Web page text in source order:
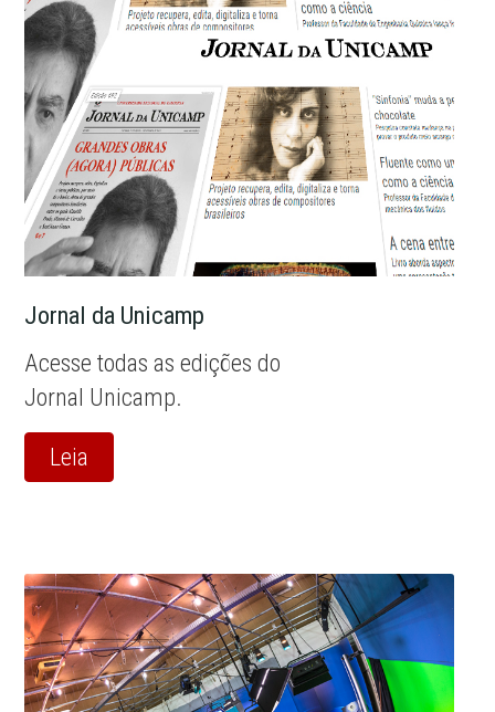
Jornal da Unicamp
Acesse todas as edições do
Jornal Unicamp.
Leia